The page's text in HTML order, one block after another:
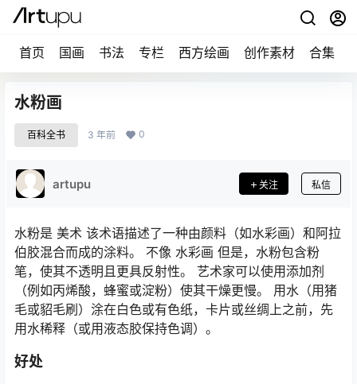
首页 国画 书法 专栏 西方绘画 创作素材 合集
水粉画
百科全书 3 年前 0
artupu 关注 私信
水粉是 美术 该术语描述了一种由颜料（如水彩画）和阿拉
伯胶混合而成的涂料。 不像 水彩画 但是，水粉包含粉
笔，使其不透明且更具反射性。 艺术家可以使用添加剂
（例如丙烯酸，蜂蜜或淀粉）使其干燥更慢。 用水（用猪
毛或貂毛刷）涂在白色或有色纸，卡片或丝绸上之前，先
用水稀释（或用液态胶保持色调）。
好处